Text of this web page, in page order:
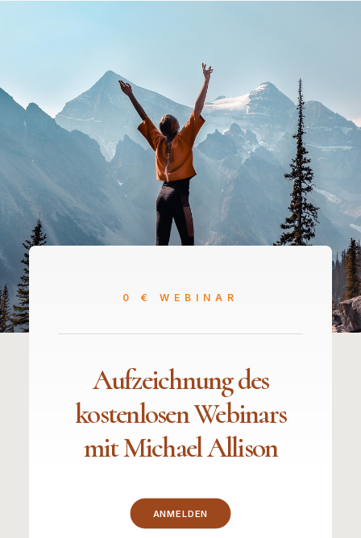
0 € WEBINAR
Aufzeichnung des
kostenlosen Webinars
mit Michael Allison
ANMELDEN